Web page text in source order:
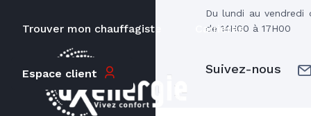
Trouver mon chauffagiste Carrières
Espace client
Du lundi au vendredi
de 14H00 à 17H00
Suivez-nous